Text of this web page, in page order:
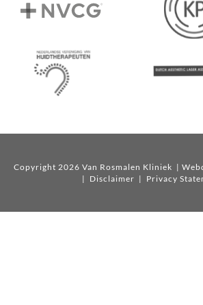
Copyright 2026 Van Rosmalen Kliniek |
| Disclaimer | Privacy